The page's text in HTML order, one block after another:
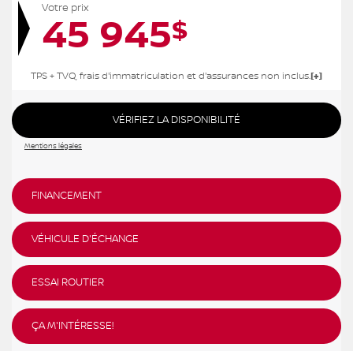
Votre prix
45 945$
TPS + TVQ, frais d'immatriculation et d'assurances non inclus.
VÉRIFIEZ LA DISPONIBILITÉ
Mentions légales
FINANCEMENT
VÉHICULE D'ÉCHANGE
ESSAI ROUTIER
ÇA M'INTÉRESSE!